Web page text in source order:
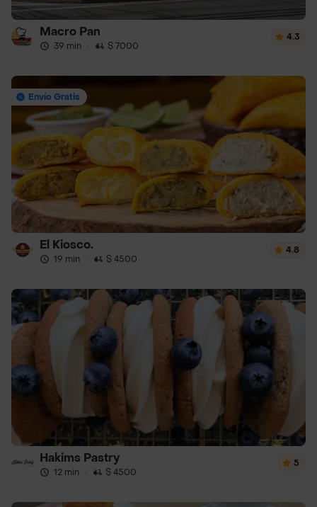
Macro Pan
39 min · $ 7000
4.3
Envío Gratis
El Kiosco.
19 min · $ 4500
4.8
Hakims Pastry
12 min · $ 4500
5